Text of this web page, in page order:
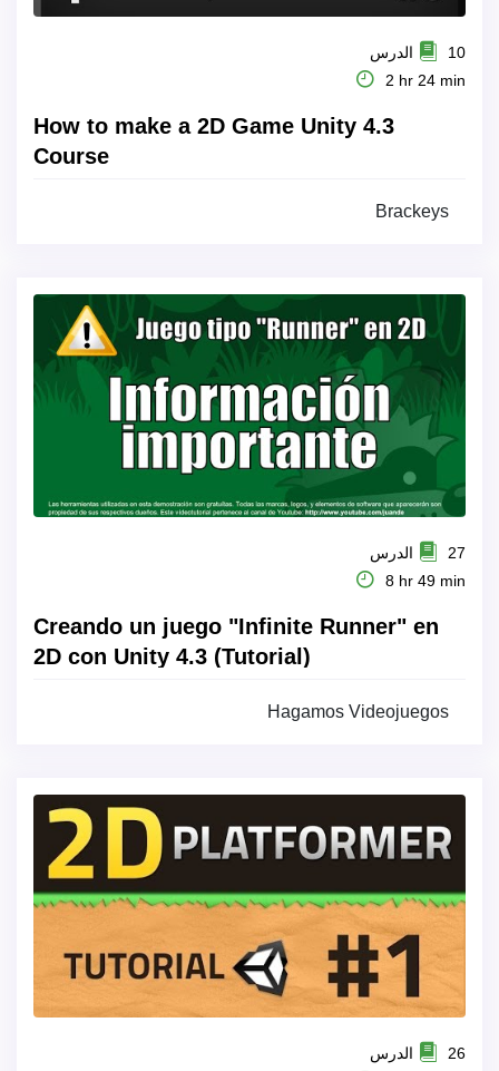
10 الدرس
2 hr 24 min
How to make a 2D Game Unity 4.3
Course
Brackeys
27 الدرس
8 hr 49 min
Creando un juego "Infinite Runner" en
2D con Unity 4.3 (Tutorial)
Hagamos Videojuegos
26 الدرس